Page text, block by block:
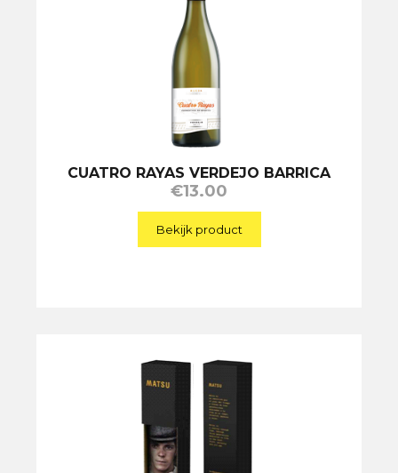
CUATRO RAYAS VERDEJO BARRICA
€13.00
Bekijk product